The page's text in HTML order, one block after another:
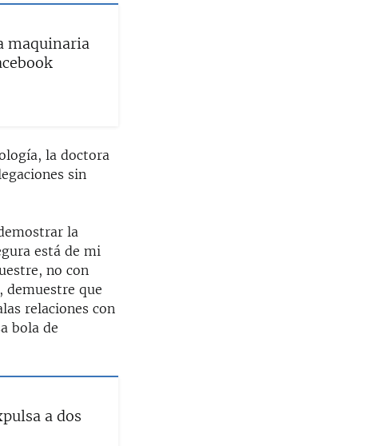
maquinaria
la doctora
sin
la
está de mi
no con
demuestre que
relaciones con
bola de
a dos